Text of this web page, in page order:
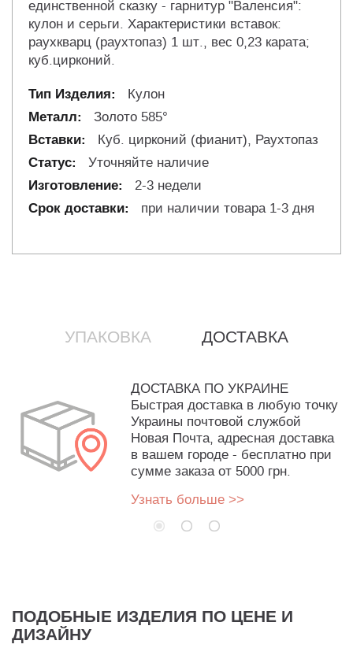
единственной сказку - гарнитур "Валенсия":
кулон и серьги. Характеристики вставок:
раухкварц (раухтопаз) 1 шт., вес 0,23 карата;
куб.цирконий.
Кулон
Золото 585°
Куб. цирконий (фианит), Раухтопаз
Уточняйте наличие
2-3 недели
при наличии товара 1-3 дня
УПАКОВКА ДОСТАВКА
ДОСТАВКА ПО УКРАИНЕ
Быстрая доставка в любую точку
Украины почтовой службой
Новая Почта, адресная доставка
в вашем городе - бесплатно при
сумме заказа от 5000 грн.
Узнать больше >>
ПОДОБНЫЕ ИЗДЕЛИЯ ПО ЦЕНЕ И
ДИЗАЙНУ